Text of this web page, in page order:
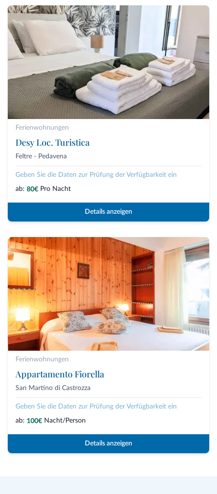
Ferienwohnungen
Desy Loc. Turistica
Feltre - Pedavena
Geben Sie die Daten zur Prüfung der Verfügbarkeit ein
ab: 80€ Pro Nacht
Details anzeigen
Ferienwohnungen
Appartamento Fiorella
San Martino di Castrozza
Geben Sie die Daten zur Prüfung der Verfügbarkeit ein
ab: 100€ Nacht/Person
Details anzeigen